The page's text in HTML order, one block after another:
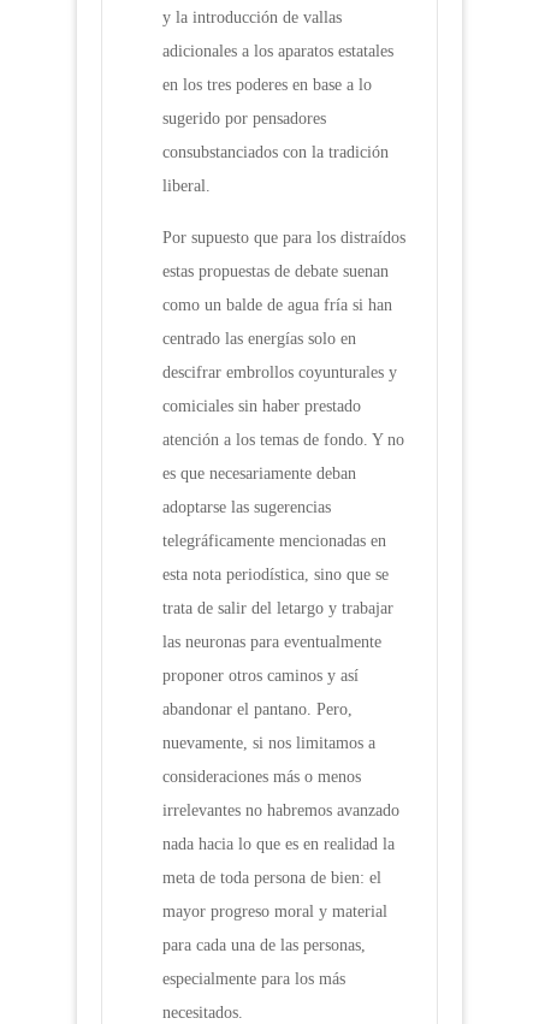
y la introducción de vallas
adicionales a los aparatos estatales
en los tres poderes en base a lo
sugerido por pensadores
consubstanciados con la tradición
liberal.
Por supuesto que para los distraídos
estas propuestas de debate suenan
como un balde de agua fría si han
centrado las energías solo en
descifrar embrollos coyunturales y
comiciales sin haber prestado
atención a los temas de fondo. Y no
es que necesariamente deban
adoptarse las sugerencias
telegráficamente mencionadas en
esta nota periodística, sino que se
trata de salir del letargo y trabajar
las neuronas para eventualmente
proponer otros caminos y así
abandonar el pantano. Pero,
nuevamente, si nos limitamos a
consideraciones más o menos
irrelevantes no habremos avanzado
nada hacia lo que es en realidad la
meta de toda persona de bien: el
mayor progreso moral y material
para cada una de las personas,
especialmente para los más
necesitados.